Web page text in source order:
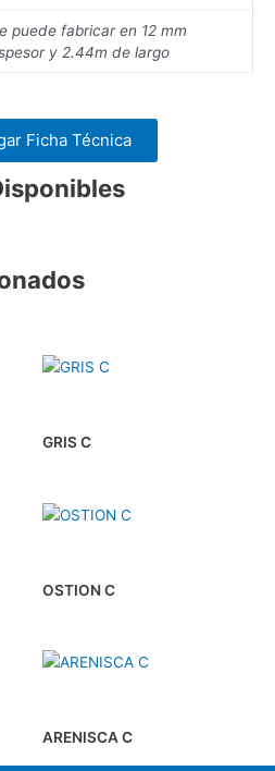
puede fabricar en 12 mm
y 2.44m de largo
Ficha Técnica
GRIS C
OSTION C
ARENISCA C